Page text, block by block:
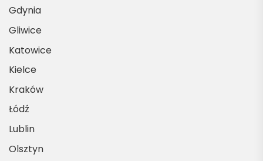
Gdynia
Gliwice
Katowice
Kielce
Kraków
Łódź
Lublin
Olsztyn